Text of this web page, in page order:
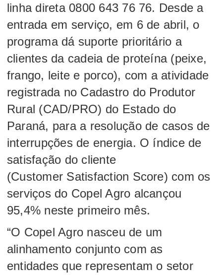
linha direta 0800 643 76 76. Desde a
entrada em serviço, em 6 de abril, o
programa dá suporte prioritário a
clientes da cadeia de proteína (peixe,
frango, leite e porco), com a atividade
registrada no Cadastro do Produtor
Rural (CAD/PRO) do Estado do
Paraná, para a resolução de casos de
interrupções de energia. O índice de
satisfação do cliente
(Customer Satisfaction Score) com os
serviços do Copel Agro alcançou
95,4% neste primeiro mês.
“O Copel Agro nasceu de um
alinhamento conjunto com as
entidades que representam o setor